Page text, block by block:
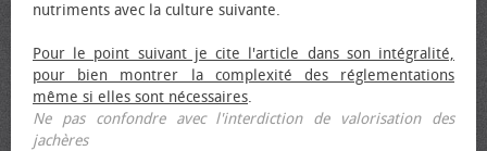
nutriments avec la culture suivante.
Pour le point suivant je cite l'article dans son intégralité,
pour bien montrer la complexité des réglementations
même si elles sont nécessaires.
Ne pas confondre avec l'interdiction de valorisation des
jachères